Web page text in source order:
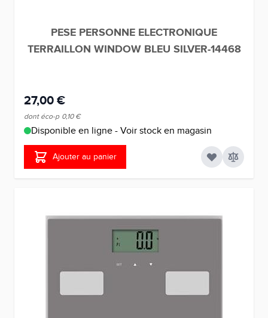
PESE PERSONNE ELECTRONIQUE
TERRAILLON WINDOW BLEU SILVER-14468
27,00 €
dont éco-p 0,10 €
Disponible en ligne - Voir stock en magasin
Ajouter au panier